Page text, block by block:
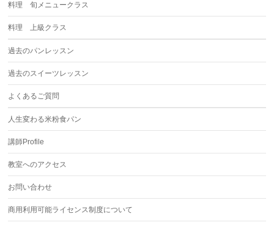
料理 旬メニュークラス
料理 上級クラス
過去のパンレッスン
過去のスイーツレッスン
よくあるご質問
人生変わる米粉食パン
講師Profile
教室へのアクセス
お問い合わせ
商用利用可能ライセンス制度について